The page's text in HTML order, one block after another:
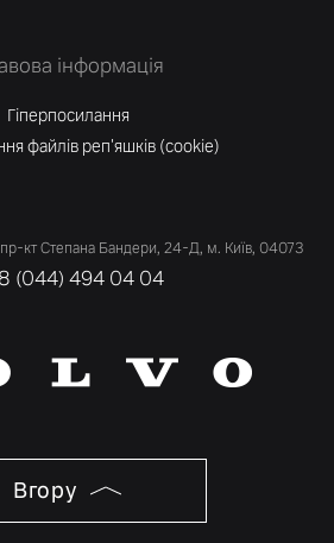
інформація
Гіперпосилання
файлів реп'яшків (cookie)
кт Степана Бандери, 24-Д, м. Київ, 04073
(044) 494 04 04
Вгору